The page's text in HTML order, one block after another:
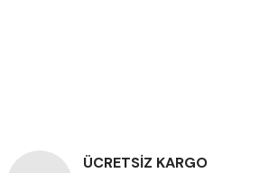
ÜCRETSİZ KARGO